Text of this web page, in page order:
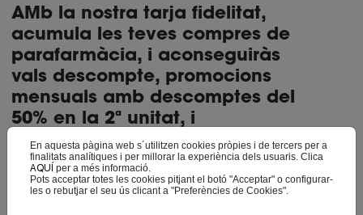
AMb la nostra tarja fidelitat,
acumula les teves compres de
parafarmàcia, i aconseguiràs
vals descompte, promocions
mensuals amb descomptes del
50% en la 2ª unitat, i
promocions 2X1 en una
selecció de productes.
En aquesta pàgina web s´utilitzen cookies pròpies i de tercers per a
finalitats analítiques i per millorar la experiència dels usuaris. Clica
AQUÍ per a més informació.
Pots acceptar totes les cookies pitjant el botó "Acceptar" o configurar-
les o rebutjar el seu ús clicant a "Preferències de Cookies".